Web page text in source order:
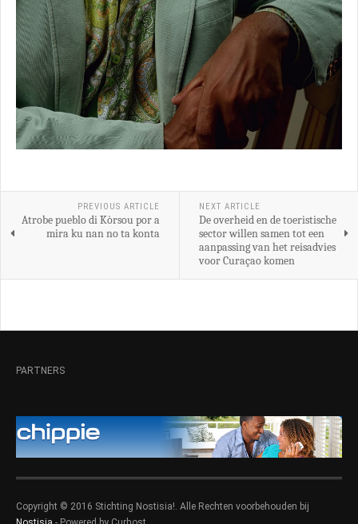
PREVIOUS ARTICLE
Atrobe pueblo di Kòrsou por a
mira ku nan no ta konta
NEXT ARTICLE
De overheid en de toeristische
sector willen samen tot een
aanpassing van het reisadvies
voor Curaçao komen
PARTNERS
Copyright © 2016 Stichting Nostisia!. Alle Rechten voorbehouden bij